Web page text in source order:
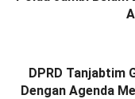
DPRD Tanjabtim
Dengan Agenda